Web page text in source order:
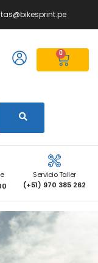
0
Servicio Taller
(+51) 970 385 262